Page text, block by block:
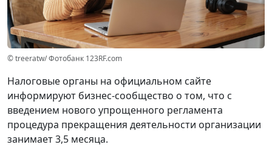
© treeratw/ Фотобанк 123RF.com
Налоговые органы на официальном сайте
информируют бизнес-сообщество о том, что с
введением нового упрощенного регламента
процедура прекращения деятельности организации
занимает 3,5 месяца.